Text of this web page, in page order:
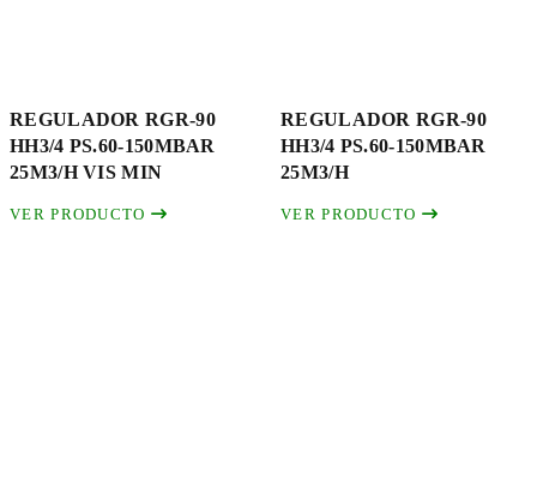
REGULADOR RGR-90
HH3/4 PS.60-150MBAR
25M3/H VIS MIN
VER PRODUCTO
REGULADOR RGR-90
HH3/4 PS.60-150MBAR
25M3/H
VER PRODUCTO